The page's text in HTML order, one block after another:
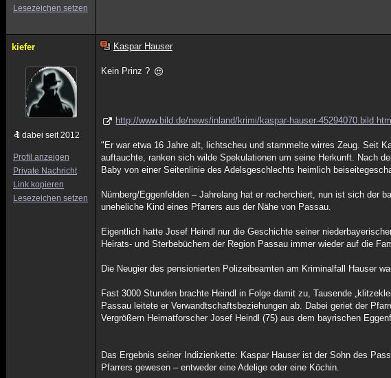
Lesezeichen setzen
kiefer
dabei seit 2012
Profil anzeigen
Private Nachricht
Link kopieren
Lesezeichen setzen
Kaspar Hauser
Kein Prinz ?
http://www.bild.de/news/inland/krimi/kaspar-hauser-45294070.bild.html
"Er war etwa 16 Jahre alt, lichtscheu und stammelte wirres Zeug. Seit
auftauchte, ranken sich wilde Spekulationen um seine Herkunft. Nach
Baby von einer Seitenlinie des Adelsgeschlechts heimlich
Nürnberg/Eggenfelden – Jahrelang hat er recherchiert, nun ist sich der
uneheliche Kind eines Pfarrers aus der Nähe von Passau.
Eigentlich hatte Josef Heindl nur die Geschichte seiner
Heirats- und Sterbebüchern der Region Passau immer wieder auf die
Die Neugier des pensionierten Polizeibeamten am Kriminalfall Hauser
Fast 3000 Stunden brachte Heindl in Folge damit zu, Tausende
Passau leitete er Verwandtschaftsbeziehungen ab. Dabei geriet der
Vergrößern Heimatforscher Josef Heindl (75) aus dem bayrischen
Das Ergebnis seiner Indizienkette: Kaspar Hauser ist der Sohn des
Pfarrers gewesen – entweder eine Adelige oder eine Köchin.